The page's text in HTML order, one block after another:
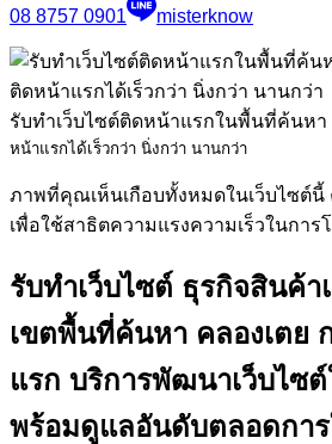
08 8757 0901 misterknow
รับทำเว็บไซต์ติดหน้าแรกในพื้นที่ค้นหา
หน้าแรกได้เร็วกว่า นิ่งกว่า นานกว่า
ภาพที่คุณเห็นเกือบทั้งหมดในเว็บไซต์นี้
เพื่อใช้สาธิตความแรงความเร็วในการ
รับทำเว็บไซต์ ธุรกิจสินค้า
เขตพื้นที่ค้นหา คลองเตย
แรก บริการพัฒนาเว็บไซ
พร้อมดูแลอันดับตลอดกา